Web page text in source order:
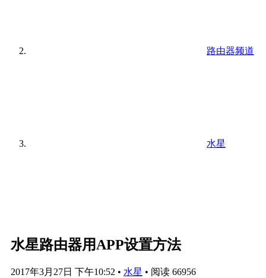
路由器频道
水星
水星路由器用APP设置方法
2017年3月27日 下午10:52 • 水星 • 阅读 66956